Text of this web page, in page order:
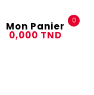
0
Mon Panier
0,000 TND